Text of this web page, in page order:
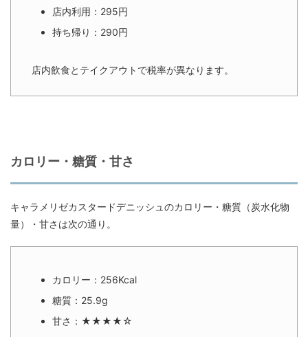
店内利用：295円
持ち帰り：290円
店内飲食とテイクアウトで税率が異なります。
カロリー・糖質・甘さ
キャラメリゼカスタードデニッシュのカロリー・糖質（炭水化物
量）・甘さは次の通り。
カロリー：256Kcal
糖質：25.9g
甘さ：★★★★☆